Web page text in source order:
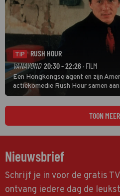
TIP
RUSH HOUR
VANAVOND 20:30 - 22:26 · FILM
Een Hongkongse agent en zijn
actiekomedie Rush Hour samen
van een leien dakje.
TOON
Nieuwsbrief
Schrijf je in voor de gratis
ontvang iedere dag de